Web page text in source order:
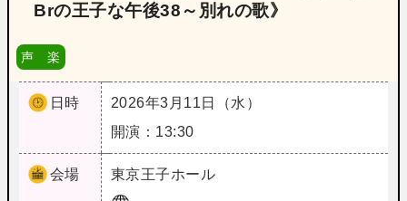
Brの王子な午後38～別れの歌》
声 楽
日時
2026年3月11日（水）
開演：13:30
会場 東京王子ホール